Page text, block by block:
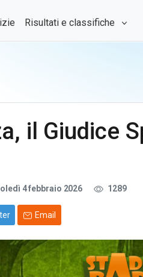
Risultati e classifiche
il Giudice
4 febbraio 2026 1289
Email